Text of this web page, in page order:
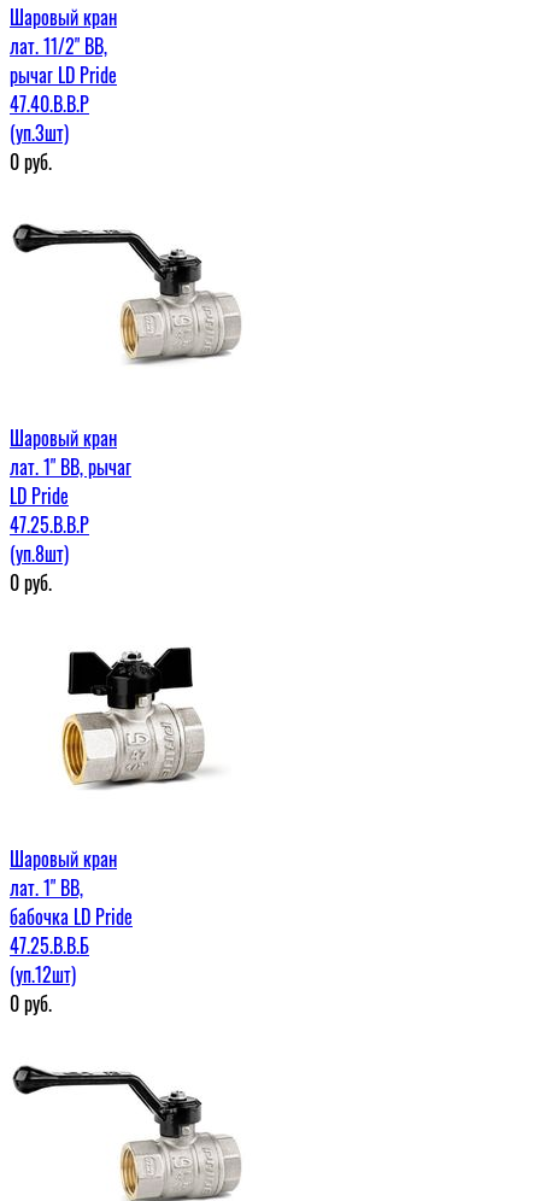
Шаровый кран
лат. 11/2" ВВ,
рычаг LD Pride
47.40.В.В.Р
(уп.3шт)
0руб.
Шаровый кран
лат. 1" ВВ, рычаг
LD Pride
47.25.В.В.Р
(уп.8шт)
0руб.
Шаровый кран
лат. 1" ВВ,
бабочка LD Pride
47.25.В.В.Б
(уп.12шт)
0руб.